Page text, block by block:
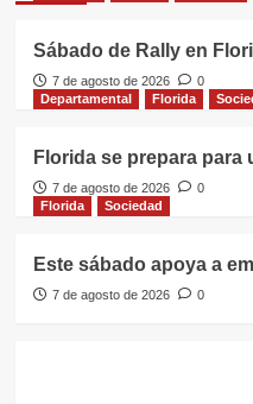
Sábado de Rally en
7 de agosto de 2026
0
Departamental
Florida
Florida se prepara para
7 de agosto de 2026
0
Florida
Sociedad
Este sábado apoya a
7 de agosto de 2026 0